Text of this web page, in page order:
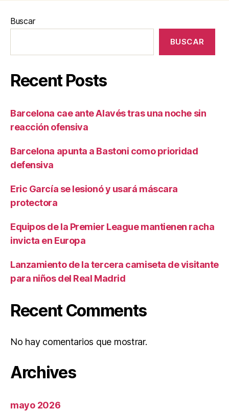
Buscar
BUSCAR
Recent Posts
Barcelona cae ante Alavés tras una noche sin
reacción ofensiva
Barcelona apunta a Bastoni como prioridad
defensiva
Eric García se lesionó y usará máscara
protectora
Equipos de la Premier League mantienen racha
invicta en Europa
Lanzamiento de la tercera camiseta de visitante
para niños del Real Madrid
Recent Comments
No hay comentarios que mostrar.
Archives
mayo 2026